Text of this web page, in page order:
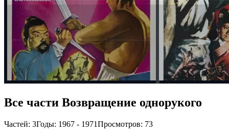
Все части Возвращение однорукого
Частей: 3Годы: 1967 - 1971Просмотров: 73